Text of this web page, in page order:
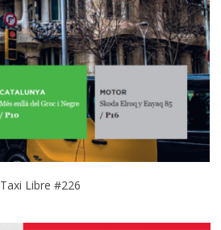
Taxi Libre #226